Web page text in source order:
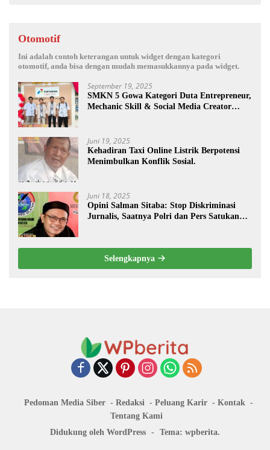
Otomotif
Ini adalah contoh keterangan untuk widget dengan kategori
otomotif, anda bisa dengan mudah memasukkannya pada widget.
September 19, 2025
SMKN 5 Gowa Kategori Duta Entrepreneur,
Mechanic Skill & Social Media Creator
Juni 19, 2025
Kehadiran Taxi Online Listrik Berpotensi
Menimbulkan Konflik Sosial.
Juni 18, 2025
Opini Salman Sitaba: Stop Diskriminasi
Jurnalis, Saatnya Polri dan Pers Satukan
Selengkapnya
Pedoman Media Siber Redaksi Peluang Karir
Kontak
Tentang Kami
Didukung oleh WordPress - Tema: wpberita.